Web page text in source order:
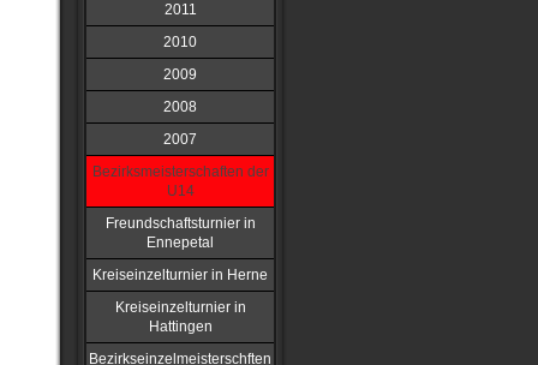
2011
2010
2009
2008
2007
Bezirksmeisterschaften der
U14
Freundschaftsturnier in
Ennepetal
Kreiseinzelturnier in Herne
Kreiseinzelturnier in
Hattingen
Bezirkseinzelmeisterschften